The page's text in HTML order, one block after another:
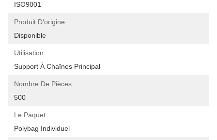
ISO9001
Produit D'origine:
Disponible
Utilisation:
Support À Chaînes Principal
Nombre De Pièces:
500
Le Paquet:
Polybag Individuel